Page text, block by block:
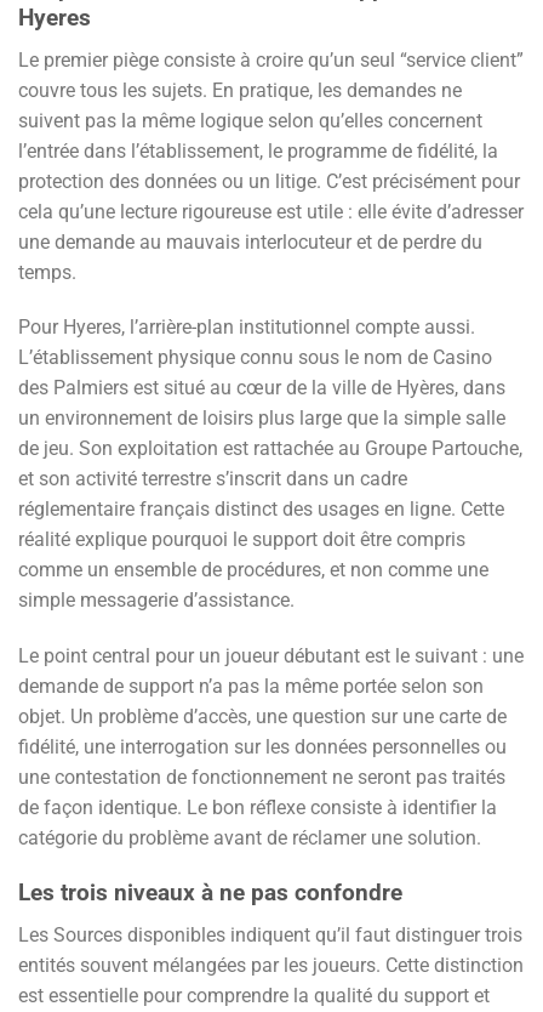
Hyeres
Le premier piège consiste à croire qu’un seul “service client”
couvre tous les sujets. En pratique, les demandes ne
suivent pas la même logique selon qu’elles concernent
l’entrée dans l’établissement, le programme de fidélité, la
protection des données ou un litige. C’est précisément pour
cela qu’une lecture rigoureuse est utile : elle évite d’adresser
une demande au mauvais interlocuteur et de perdre du
temps.
Pour Hyeres, l’arrière-plan institutionnel compte aussi.
L’établissement physique connu sous le nom de Casino
des Palmiers est situé au cœur de la ville de Hyères, dans
un environnement de loisirs plus large que la simple salle
de jeu. Son exploitation est rattachée au Groupe Partouche,
et son activité terrestre s’inscrit dans un cadre
réglementaire français distinct des usages en ligne. Cette
réalité explique pourquoi le support doit être compris
comme un ensemble de procédures, et non comme une
simple messagerie d’assistance.
Le point central pour un joueur débutant est le suivant : une
demande de support n’a pas la même portée selon son
objet. Un problème d’accès, une question sur une carte de
fidélité, une interrogation sur les données personnelles ou
une contestation de fonctionnement ne seront pas traités
de façon identique. Le bon réflexe consiste à identifier la
catégorie du problème avant de réclamer une solution.
Les trois niveaux à ne pas confondre
Les Sources disponibles indiquent qu’il faut distinguer trois
entités souvent mélangées par les joueurs. Cette distinction
est essentielle pour comprendre la qualité du support et